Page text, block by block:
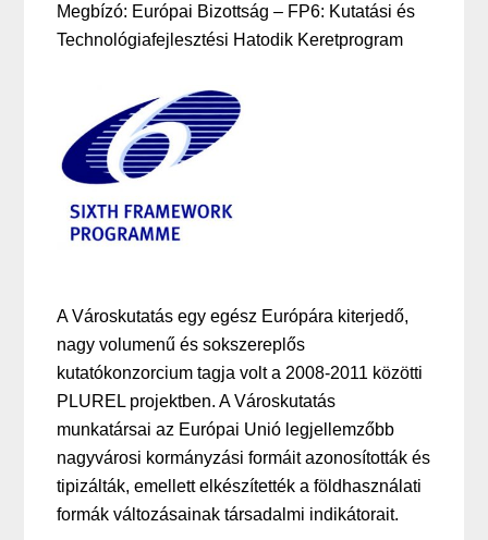
Megbízó: Európai Bizottság – FP6: Kutatási és
Technológiafejlesztési Hatodik Keretprogram
A Városkutatás egy egész Európára kiterjedő,
nagy volumenű és sokszereplős
kutatókonzorcium tagja volt a 2008-2011 közötti
PLUREL projektben. A Városkutatás
munkatársai az Európai Unió legjellemzőbb
nagyvárosi kormányzási formáit azonosították és
tipizálták, emellett elkészítették a földhasználati
formák változásainak társadalmi indikátorait.